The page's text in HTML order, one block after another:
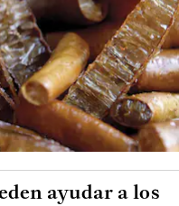
ayudar a los